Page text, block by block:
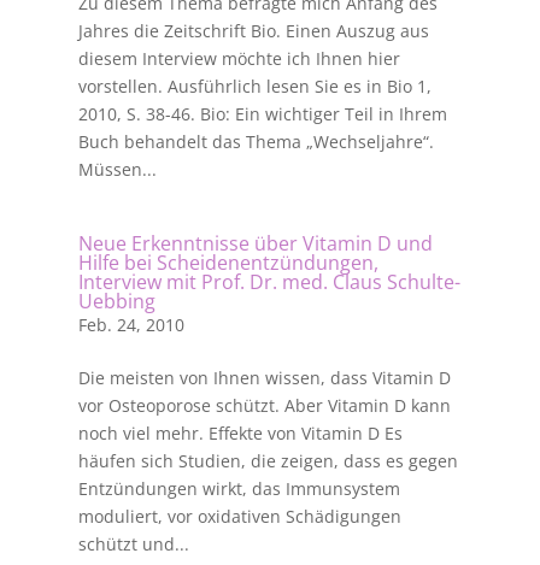
Jahres die Zeitschrift Bio. Einen Auszug aus
diesem Interview möchte ich Ihnen hier
vorstellen. Ausführlich lesen Sie es in Bio 1,
2010, S. 38-46. Bio: Ein wichtiger Teil in Ihrem
Buch behandelt das Thema „Wechseljahre“.
Müssen...
Neue Erkenntnisse über Vitamin D und
Hilfe bei Scheidenentzündungen,
Interview mit Prof. Dr. med. Claus Schulte-
Uebbing
Feb. 24, 2010
Die meisten von Ihnen wissen, dass Vitamin D
vor Osteoporose schützt. Aber Vitamin D kann
noch viel mehr. Effekte von Vitamin D Es
häufen sich Studien, die zeigen, dass es gegen
Entzündungen wirkt, das Immunsystem
moduliert, vor oxidativen Schädigungen
schützt und...